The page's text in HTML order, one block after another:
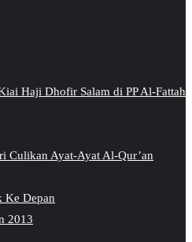
Haji Dhofir Salam di PP Al-Fattah
Culikan Ayat-Ayat Al-Qur’an
Ke Depan
2013